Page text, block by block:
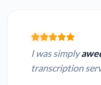
I was simply
transcription